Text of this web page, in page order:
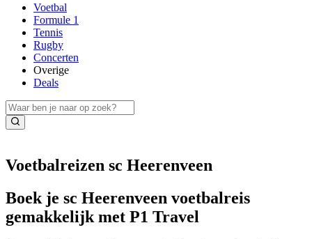
Voetbal
Formule 1
Tennis
Rugby
Concerten
Overige
Deals
Voetbalreizen sc Heerenveen
Boek je sc Heerenveen voetbalreis
gemakkelijk met P1 Travel